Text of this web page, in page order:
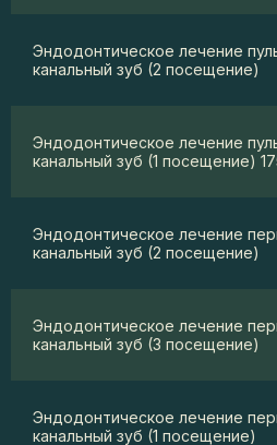
Эндодонтическое лечение
канальный зуб (2 посещение)
Эндодонтическое лечение
канальный зуб (1 посещение)
Эндодонтическое лечение
канальный зуб (2 посещение)
Эндодонтическое лечение
канальный зуб (3 посещение)
Эндодонтическое лечение
канальный зуб (1 посещение)